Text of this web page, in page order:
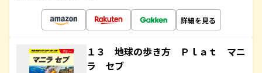
詳細を見る
１３ 地球の歩き方 Ｐｌａｔ マニ
ラ セブ